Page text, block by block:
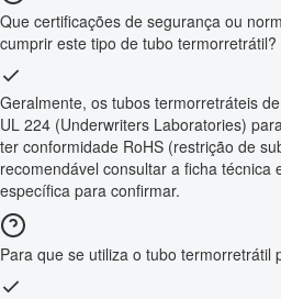
Que certificações de segurança ou
cumprir este tipo de tubo termorretrátil?
Geralmente, os tubos termorretráteis
UL 224 (Underwriters Laboratories)
ter conformidade RoHS (restrição de
recomendável consultar a ficha técnica
específica para confirmar.
Para que se utiliza o tubo termorretrátil